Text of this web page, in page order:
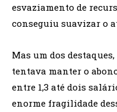
esvaziamento de
conseguiu suavizar o
Mas um dos
tentava manter o
entre 1,3 até dois
enorme fragilidade